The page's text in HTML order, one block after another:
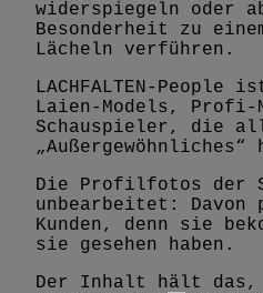
widerspiegeln oder
Besonderheit zu
Lächeln verführen.
LACHFALTEN-
Laien-Models, Profi-
Schauspieler, die
„Außergewöhnliches“
Die Profilfotos der
unbearbeitet:
Kunden, denn sie
sie gesehen haben.
Der Inhalt hält das,